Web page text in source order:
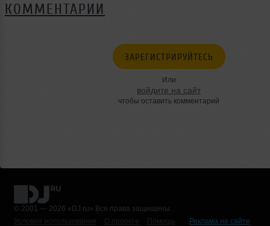
КОММЕНТАРИИ
ЗАРЕГИСТРИРУЙТЕСЬ
Или
войдите на сайт
чтобы оставить комментарий
© 2001 — 2026 «DJ.ru» Все права защищены.
Условия использования
О проекте Помощь
Реклама на сайте